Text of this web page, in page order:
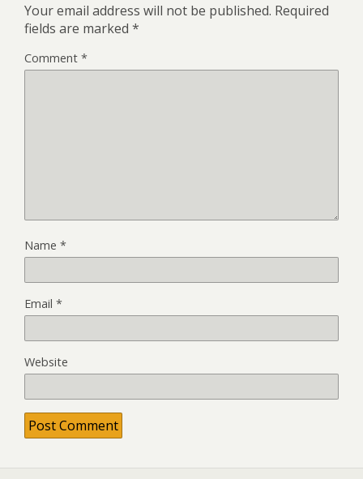
Your email address will not be published. Required
fields are marked *
Comment *
Name *
Email *
Website